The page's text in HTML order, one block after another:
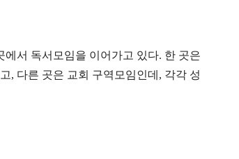
에서 독서모임을 이어가고 있다. 한 곳은
, 다른 곳은 교회 구역모임인데, 각각 성